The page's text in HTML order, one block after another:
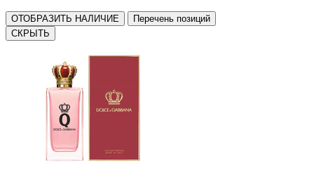
ОТОБРАЗИТЬ НАЛИЧИЕ
Перечень позиций
СКРЫТЬ